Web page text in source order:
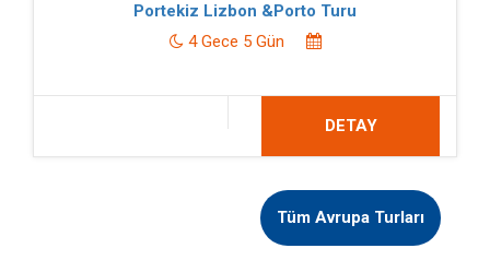
Portekiz Lizbon &Porto Turu
4 Gece 5 Gün
DETAY
Tüm Avrupa Turları